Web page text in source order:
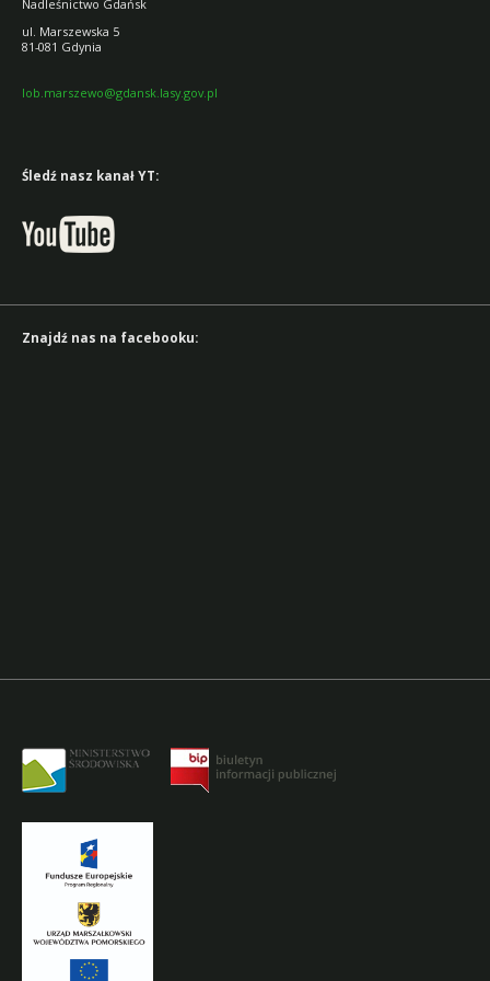
Nadleśnictwo Gdańsk
ul. Marszewska 5
81-081 Gdynia
lob.marszewo@gdansk.lasy.gov.pl
Śledź nasz kanał YT:
Znajdź nas na facebooku: